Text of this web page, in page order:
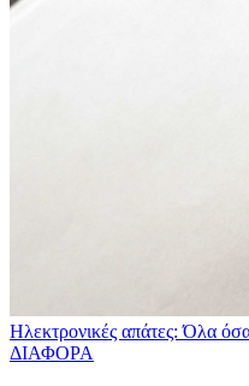
Ηλεκτρονικές απάτες: Όλα
ΔΙΑΦΟΡΑ